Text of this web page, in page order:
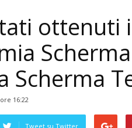
ottenuti
Scherma
16:22
Tweet su Twitter